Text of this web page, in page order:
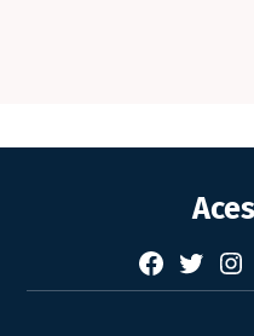
Facebook
Twitter